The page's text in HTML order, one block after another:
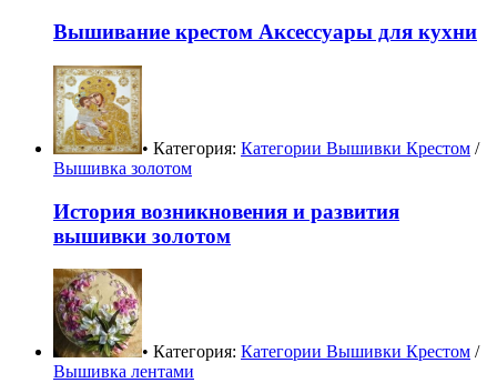
Вышивание крестом Аксессуары для кухни
• Категория: Категории Вышивки Крестом /
Вышивка золотом
История возникновения и развития
вышивки золотом
• Категория: Категории Вышивки Крестом /
Вышивка лентами